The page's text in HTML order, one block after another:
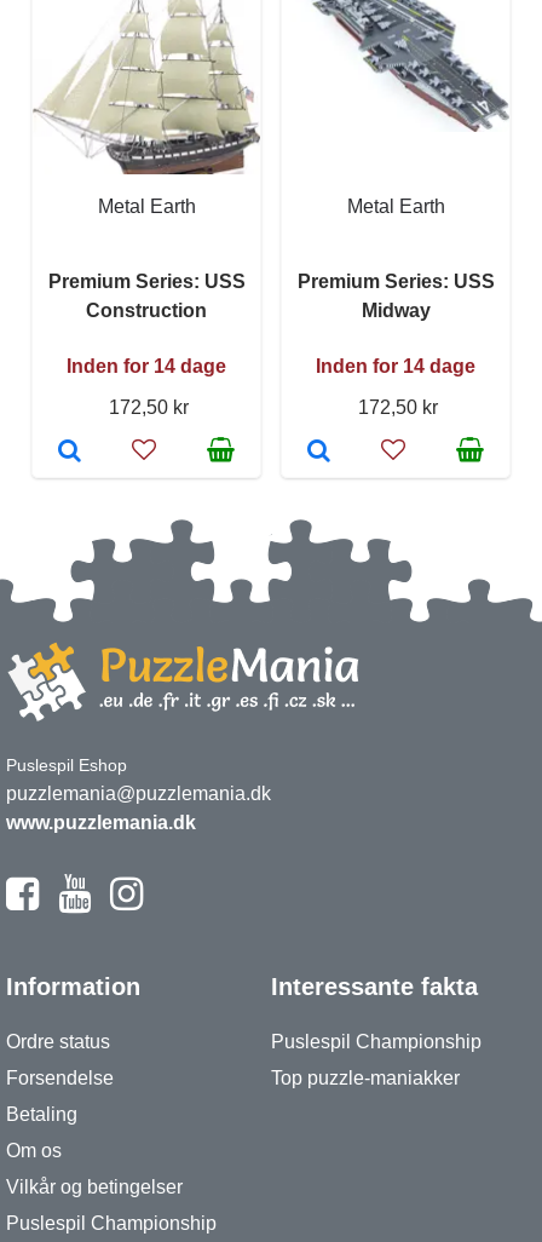
Metal Earth
Premium Series: USS
Construction
Inden for 14 dage
172,50 kr
Metal Earth
Premium Series: USS
Midway
Inden for 14 dage
172,50 kr
Puslespil Eshop
puzzlemania@puzzlemania.dk
www.puzzlemania.dk
Information
Ordre status
Forsendelse
Betaling
Om os
Vilkår og betingelser
Puslespil Championship
Interessante fakta
Puslespil Championship
Top puzzle-maniakker